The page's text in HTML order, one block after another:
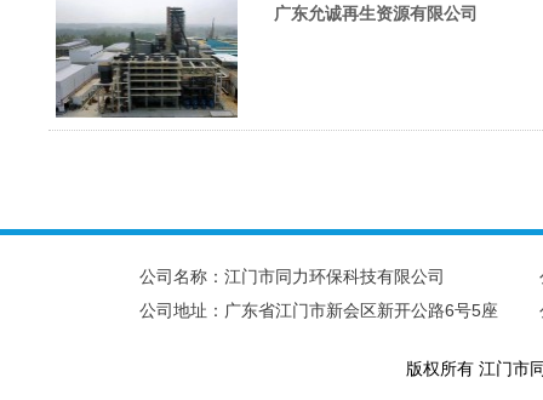
广东允诚再生资源有限公司
公司名称：江门市同力环保科技有限公司
公司地址：广东省江门市新会区新开公路6号5座
版权所有 江门市